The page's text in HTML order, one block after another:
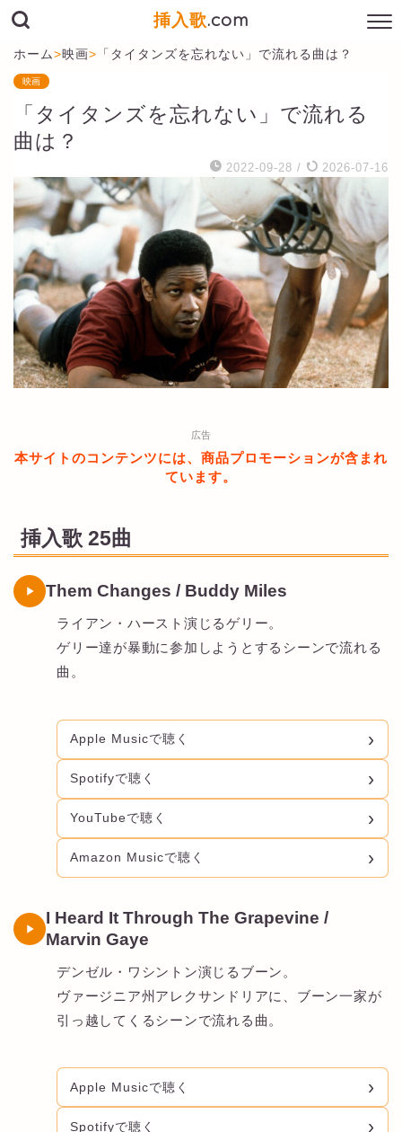
挿入歌.com
ホーム>映画> 「タイタンズを忘れない」で流れる曲は？
映画
「タイタンズを忘れない」で流れる
曲は？
2022-09-28 / 2026-07-16
広告
本サイトのコンテンツには、商品プロモーションが含まれ
ています。
挿入歌 25曲
Them Changes / Buddy Miles
ライアン・ハースト演じるゲリー。
ゲリー達が暴動に参加しようとするシーンで流れる
曲。
Apple Musicで聴く
Spotifyで聴く
YouTubeで聴く
Amazon Musicで聴く
I Heard It Through The Grapevine /
Marvin Gaye
デンゼル・ワシントン演じるブーン。
ヴァージニア州アレクサンドリアに、ブーン一家が
引っ越してくるシーンで流れる曲。
Apple Musicで聴く
Spotifyで聴く